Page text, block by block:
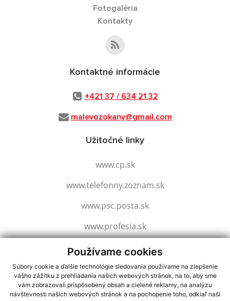
Používame cookies
Súbory cookie a ďalšie technológie sledovania používame na zlepšenie
vášho zážitku z prehliadania našich webových stránok, na to, aby sme
vám zobrazovali prispôsobený obsah a cielené reklamy, na analýzu
návštevnosti našich webových stránok a na pochopenie toho, odkiaľ naši
Fotogaléria
Kontakty
Kontaktné informácie
+421 37 / 634 21 32
malevozokany@gmail.com
Užitočné linky
www.cp.sk
www.telefonny.zoznam.sk
www.psc.posta.sk
www.profesia.sk
www.slovensko.sk
využite možnosť získavania aktuálnych informácií s využitím RSS
CMS systém (redakčný) systém ECHELON 2,Mapa stránok,web portál